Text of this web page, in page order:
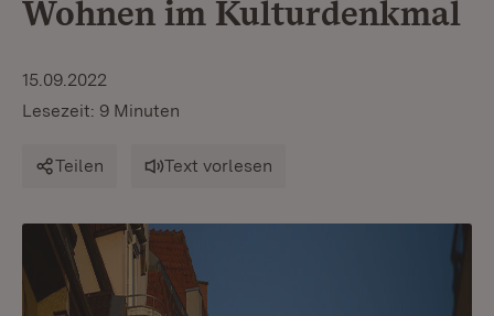
Wohnen im Kulturdenkmal
15.09.2022
Lesezeit: 9 Minuten
Teilen Text vorlesen